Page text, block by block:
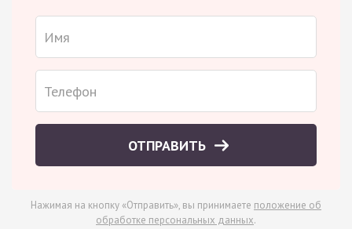
ОТПРАВИТЬ
Нажимая на кнопку «Отправить», вы принимаете положение об
обработке персональных данных.